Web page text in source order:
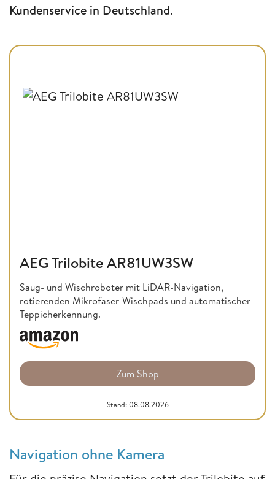
Kundenservice in Deutschland.
AEG Trilobite AR81UW3SW
Saug- und Wischroboter mit LiDAR-Navigation,
rotierenden Mikrofaser-Wischpads und automatischer
Teppicherkennung.
Zum Shop
Stand: 08.08.2026
Navigation ohne Kamera